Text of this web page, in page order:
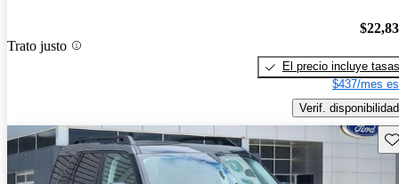
Trato justo
El precio incluye tasas
$437/mes
Verif. disponibilidad